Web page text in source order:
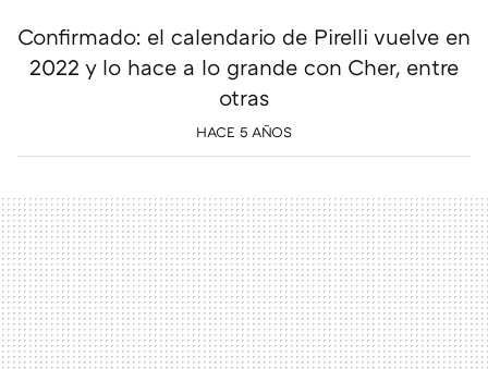
Confirmado: el calendario de Pirelli vuelve en
2022 y lo hace a lo grande con Cher, entre
otras
HACE 5 AÑOS